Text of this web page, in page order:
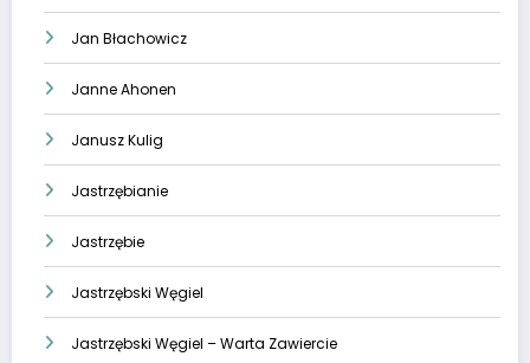
Jan Błachowicz
Janne Ahonen
Janusz Kulig
Jastrzębianie
Jastrzębie
Jastrzębski Węgiel
Jastrzębski Węgiel – Warta Zawiercie